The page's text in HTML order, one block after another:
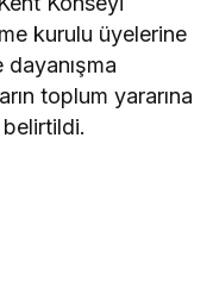
kurulu üyelerine
toplum yararına
belirtildi.